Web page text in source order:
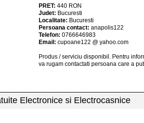
PRET: 440 RON
Judet: Bucuresti
Localitate: Bucuresti
Persoana contact: anapolis122
Telefon: 0766646983
Email: cupoane122 @ yahoo.com
Produs / serviciu disponibil . Pentru
va rugam contactati persoana care a
Electronice si Electrocasnice